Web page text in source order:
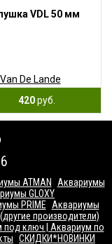
VDL 50 мм
Van De Lande
420руб.
ATMAN
Аквариумы
GLOXY
PRIME
Аквариумы
производители)
под ключ | Аквариум по
СКИДКИ*НОВИНКИ